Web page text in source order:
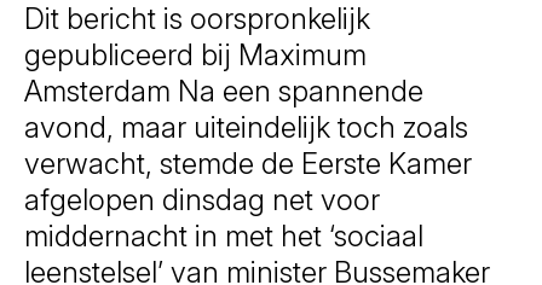
Dit bericht is oorspronkelijk
gepubliceerd bij Maximum
Amsterdam Na een spannende
avond, maar uiteindelijk toch zoals
verwacht, stemde de Eerste Kamer
afgelopen dinsdag net voor
middernacht in met het ‘sociaal
leenstelsel’ van minister Bussemaker